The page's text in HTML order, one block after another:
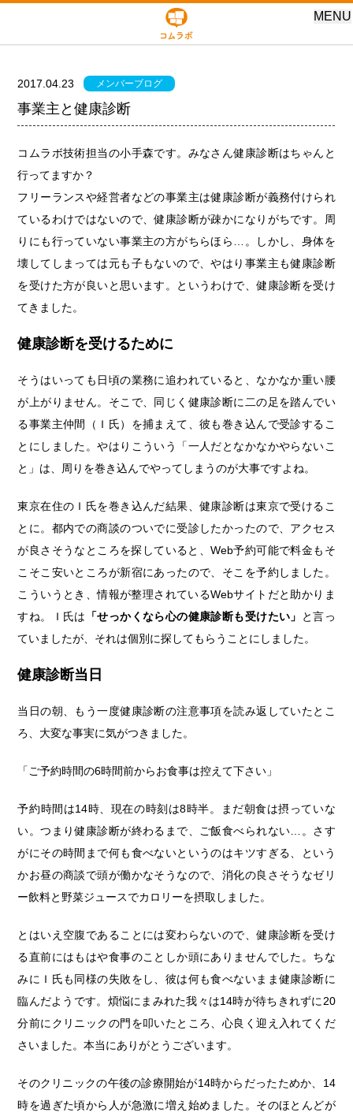
MENU
2017.04.23 メンバーブログ
事業主と健康診断
コムラボ技術担当の小手森です。みなさん健康診断はちゃんと
行ってますか？
フリーランスや経営者などの事業主は健康診断が義務付けられ
ているわけではないので、健康診断が疎かになりがちです。周
りにも行っていない事業主の方がちらほら…。しかし、身体を
壊してしまっては元も子もないので、やはり事業主も健康診断
を受けた方が良いと思います。というわけで、健康診断を受け
てきました。
健康診断を受けるために
そうはいっても日頃の業務に追われていると、なかなか重い腰
が上がりません。そこで、同じく健康診断に二の足を踏んでい
る事業主仲間（Ｉ氏）を捕まえて、彼も巻き込んで受診するこ
とにしました。やはりこういう「一人だとなかなかやらないこ
と」は、周りを巻き込んでやってしまうのが大事ですよね。
東京在住のＩ氏を巻き込んだ結果、健康診断は東京で受けるこ
とに。都内での商談のついでに受診したかったので、アクセス
が良さそうなところを探していると、Web予約可能で料金もそ
こそこ安いところが新宿にあったので、そこを予約しました。
こういうとき、情報が整理されているWebサイトだと助かりま
すね。Ｉ氏は
「せっかくなら心の健康診断も受けたい」
と言っ
ていましたが、それは個別に探してもらうことにしました。
健康診断当日
当日の朝、もう一度健康診断の注意事項を読み返していたとこ
ろ、大変な事実に気がつきました。
「ご予約時間の6時間前からお食事は控えて下さい」
予約時間は14時、現在の時刻は8時半。まだ朝食は摂っていな
い。つまり健康診断が終わるまで、ご飯食べられない…。さす
がにその時間まで何も食べないというのはキツすぎる、という
かお昼の商談で頭が働かなそうなので、消化の良さそうなゼリ
ー飲料と野菜ジュースでカロリーを摂取しました。
とはいえ空腹であることには変わらないので、健康診断を受け
る直前にはもはや食事のことしか頭にありませんでした。ちな
みにＩ氏も同様の失敗をし、彼は何も食べないまま健康診断に
臨んだようです。煩悩にまみれた我々は14時が待ちきれずに20
分前にクリニックの門を叩いたところ、心良く迎え入れてくだ
さいました。本当にありがとうございます。
そのクリニックの午後の診療開始が14時からだったためか、14
時を過ぎた頃から人が急激に増え始めました。そのほとんどが